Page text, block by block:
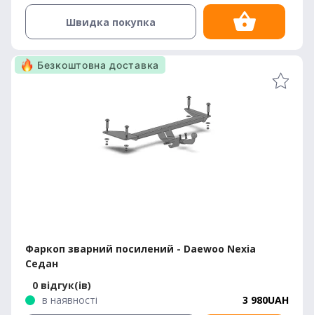
Швидка покупка
Фаркоп зварний посилений - Daewoo Nexia
Седан
0 відгук(ів)
в наявності
3 980UAH
Безкоштовна доставка